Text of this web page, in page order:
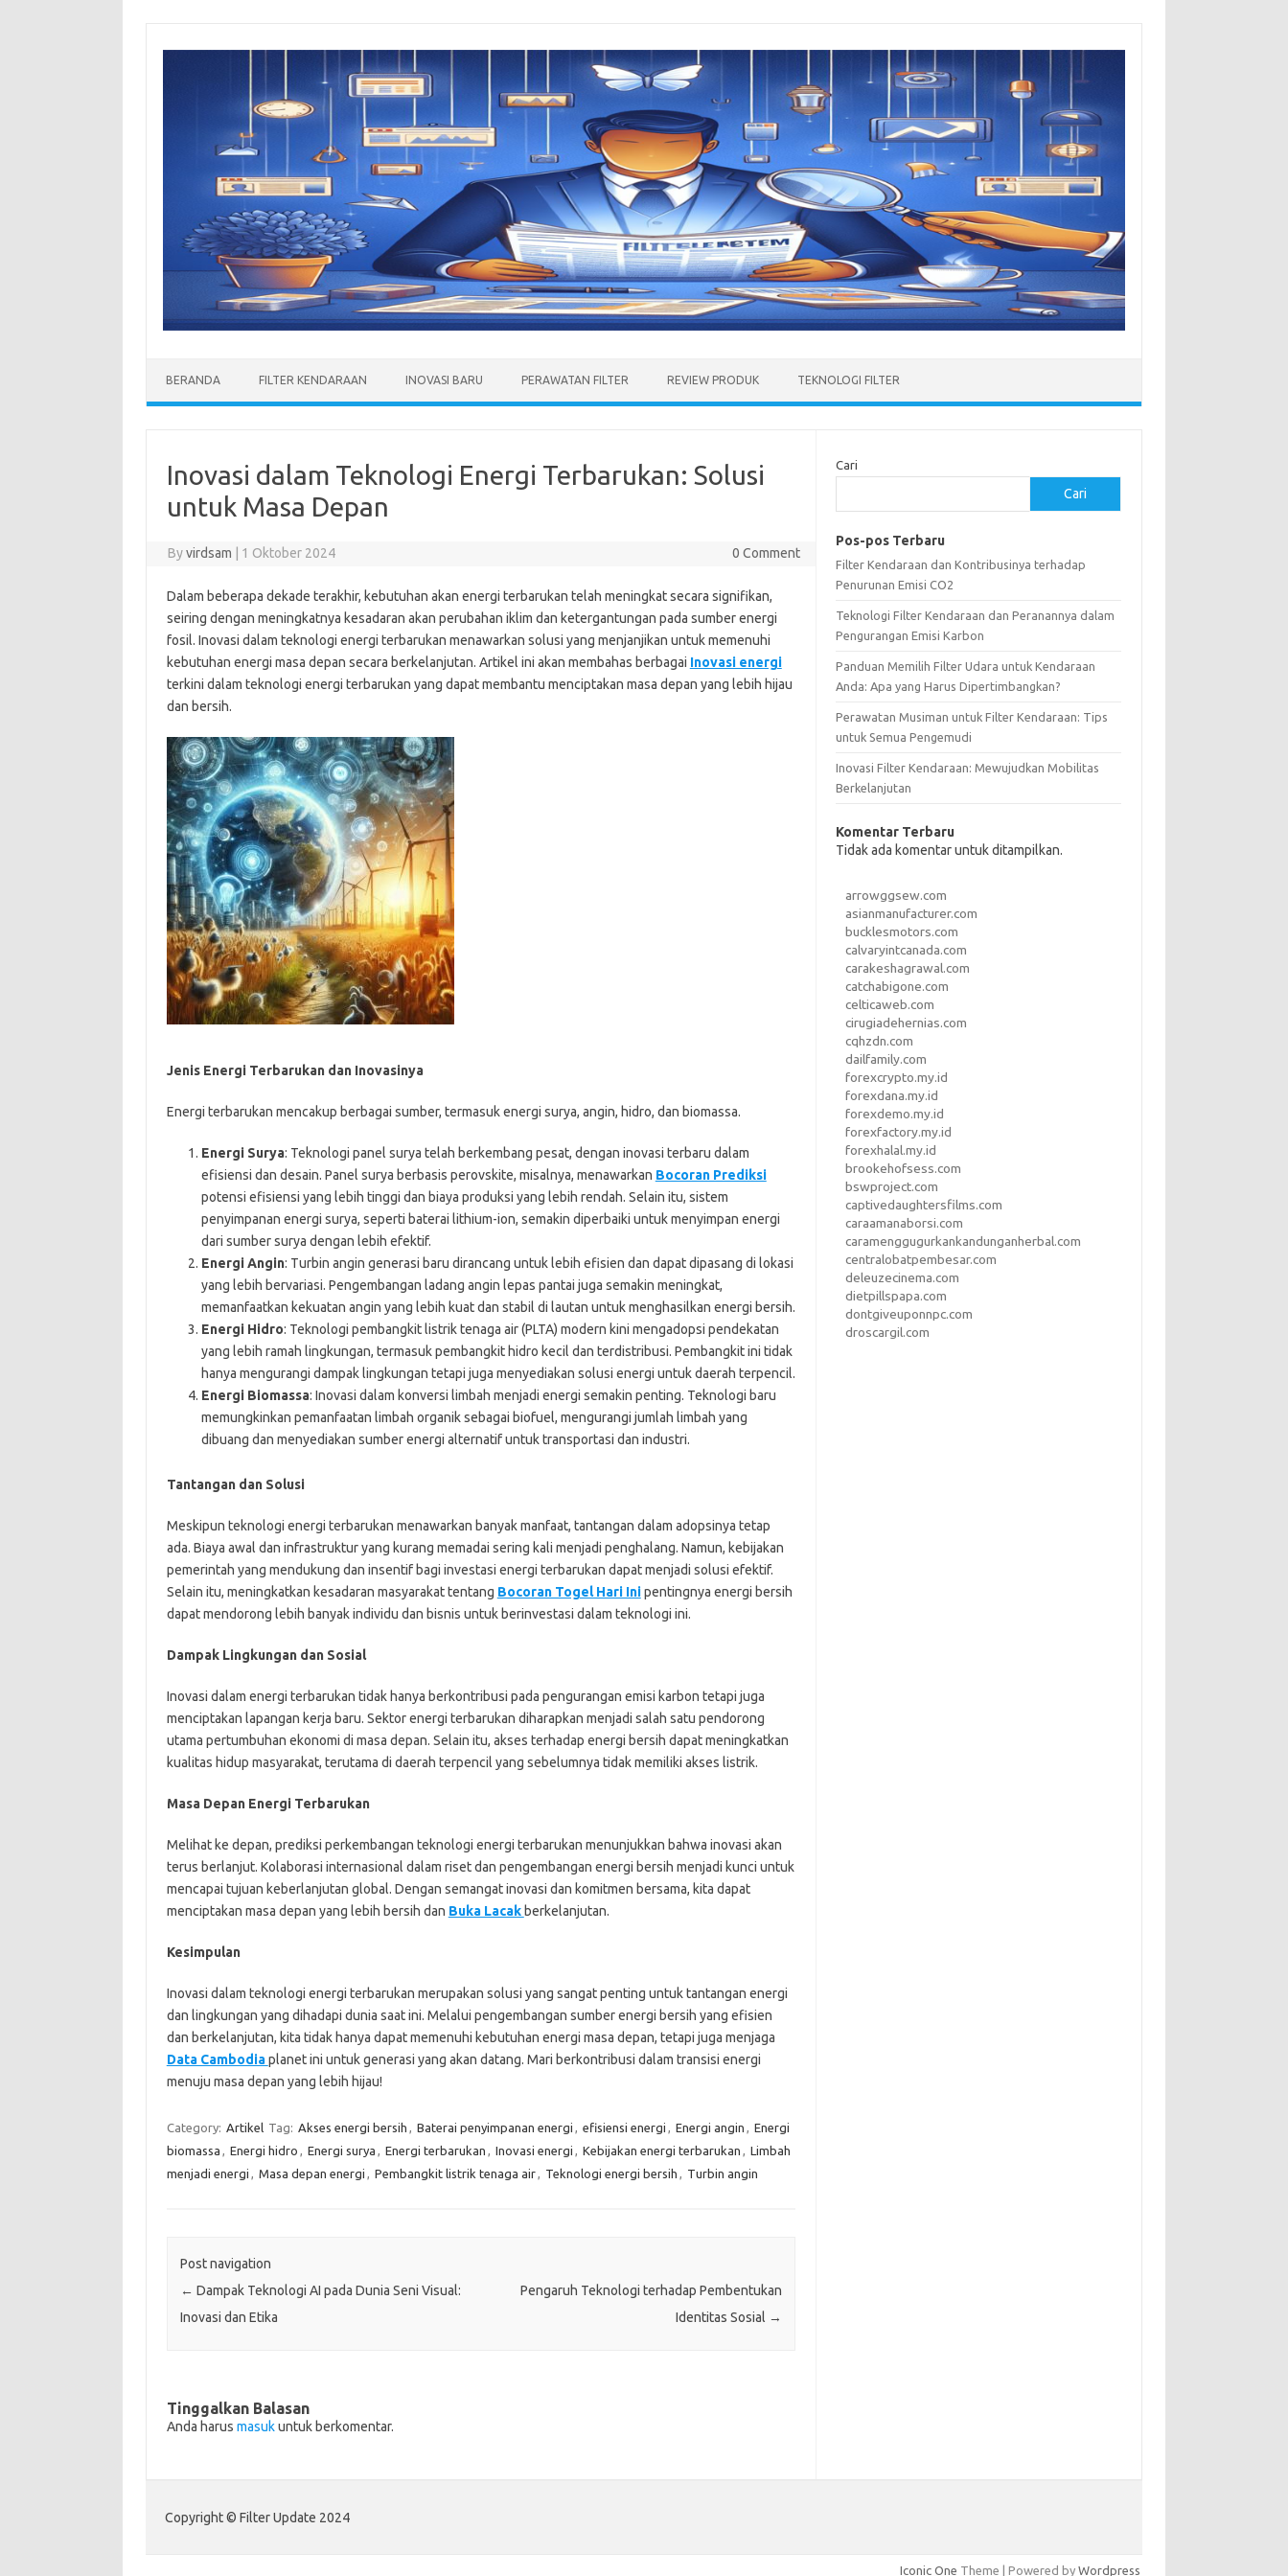
BERANDA FILTER KENDARAAN INOVASI BARU PERAWATAN FILTER REVIEW PRODUK TEKNOLOGI FILTER
Inovasi dalam Teknologi Energi Terbarukan: Solusi
untuk Masa Depan
Byvirdsam 1 Oktober 2024 0 Comment
Dalam beberapa dekade terakhir, kebutuhan akan energi terbarukan telah meningkat secara signifikan,
seiring dengan meningkatnya kesadaran akan perubahan iklim dan ketergantungan pada sumber energi
fosil. Inovasi dalam teknologi energi terbarukan menawarkan solusi yang menjanjikan untuk memenuhi
kebutuhan energi masa depan secara berkelanjutan. Artikel ini akan membahas berbagai Inovasi energi
terkini dalam teknologi energi terbarukan yang dapat membantu menciptakan masa depan yang lebih hijau
dan bersih.
Jenis Energi Terbarukan dan Inovasinya
Energi terbarukan mencakup berbagai sumber, termasuk energi surya, angin, hidro, dan biomassa.
Energi Surya: Teknologi panel surya telah berkembang pesat, dengan inovasi terbaru dalam
efisiensi dan desain. Panel surya berbasis perovskite, misalnya, menawarkan Bocoran Prediksi
potensi efisiensi yang lebih tinggi dan biaya produksi yang lebih rendah. Selain itu, sistem
penyimpanan energi surya, seperti baterai lithium-ion, semakin diperbaiki untuk menyimpan energi
dari sumber surya dengan lebih efektif.
Energi Angin: Turbin angin generasi baru dirancang untuk lebih efisien dan dapat dipasang di lokasi
yang lebih bervariasi. Pengembangan ladang angin lepas pantai juga semakin meningkat,
memanfaatkan kekuatan angin yang lebih kuat dan stabil di lautan untuk menghasilkan energi bersih.
Energi Hidro: Teknologi pembangkit listrik tenaga air (PLTA) modern kini mengadopsi pendekatan
yang lebih ramah lingkungan, termasuk pembangkit hidro kecil dan terdistribusi. Pembangkit ini tidak
hanya mengurangi dampak lingkungan tetapi juga menyediakan solusi energi untuk daerah terpencil.
Energi Biomassa: Inovasi dalam konversi limbah menjadi energi semakin penting. Teknologi baru
memungkinkan pemanfaatan limbah organik sebagai biofuel, mengurangi jumlah limbah yang
dibuang dan menyediakan sumber energi alternatif untuk transportasi dan industri.
Tantangan dan Solusi
Meskipun teknologi energi terbarukan menawarkan banyak manfaat, tantangan dalam adopsinya tetap
ada. Biaya awal dan infrastruktur yang kurang memadai sering kali menjadi penghalang. Namun, kebijakan
pemerintah yang mendukung dan insentif bagi investasi energi terbarukan dapat menjadi solusi efektif.
Selain itu, meningkatkan kesadaran masyarakat tentang Bocoran Togel Hari Inipentingnya energi bersih
dapat mendorong lebih banyak individu dan bisnis untuk berinvestasi dalam teknologi ini.
Dampak Lingkungan dan Sosial
Inovasi dalam energi terbarukan tidak hanya berkontribusi pada pengurangan emisi karbon tetapi juga
menciptakan lapangan kerja baru. Sektor energi terbarukan diharapkan menjadi salah satu pendorong
utama pertumbuhan ekonomi di masa depan. Selain itu, akses terhadap energi bersih dapat meningkatkan
kualitas hidup masyarakat, terutama di daerah terpencil yang sebelumnya tidak memiliki akses listrik.
Masa Depan Energi Terbarukan
Melihat ke depan, prediksi perkembangan teknologi energi terbarukan menunjukkan bahwa inovasi akan
terus berlanjut. Kolaborasi internasional dalam riset dan pengembangan energi bersih menjadi kunci untuk
mencapai tujuan keberlanjutan global. Dengan semangat inovasi dan komitmen bersama, kita dapat
menciptakan masa depan yang lebih bersih dan Buka Lacak berkelanjutan.
Kesimpulan
Inovasi dalam teknologi energi terbarukan merupakan solusi yang sangat penting untuk tantangan energi
dan lingkungan yang dihadapi dunia saat ini. Melalui pengembangan sumber energi bersih yang efisien
dan berkelanjutan, kita tidak hanya dapat memenuhi kebutuhan energi masa depan, tetapi juga menjaga
Data Cambodiaplanet ini untuk generasi yang akan datang. Mari berkontribusi dalam transisi energi
menuju masa depan yang lebih hijau!
Category: Artikel Tag: Akses energi bersih , Baterai penyimpanan energi , efisiensi energi , Energi angin , Energi
biomassa , Energi hidro , Energi surya , Energi terbarukan , Inovasi energi , Kebijakan energi terbarukan , Limbah
menjadi energi , Masa depan energi , Pembangkit listrik tenaga air, Teknologi energi bersih , Turbin angin
Post navigation
← Dampak Teknologi AI pada Dunia Seni Visual:
Inovasi dan Etika
Pengaruh Teknologi terhadap Pembentukan
Identitas Sosial →
Tinggalkan Balasan
Anda harus masukuntuk berkomentar.
Cari
Cari
Pos-pos Terbaru
Filter Kendaraan dan Kontribusinya terhadap
Penurunan Emisi CO2
Teknologi Filter Kendaraan dan Peranannya dalam
Pengurangan Emisi Karbon
Panduan Memilih Filter Udara untuk Kendaraan
Anda: Apa yang Harus Dipertimbangkan?
Perawatan Musiman untuk Filter Kendaraan: Tips
untuk Semua Pengemudi
Inovasi Filter Kendaraan: Mewujudkan Mobilitas
Berkelanjutan
Komentar Terbaru
Tidak ada komentar untuk ditampilkan.
arrowggsew.com
asianmanufacturer.com
bucklesmotors.com
calvaryintcanada.com
carakeshagrawal.com
catchabigone.com
celticaweb.com
cirugiadehernias.com
cqhzdn.com
dailfamily.com
forexcrypto.my.id
forexdana.my.id
forexdemo.my.id
forexfactory.my.id
forexhalal.my.id
brookehofsess.com
bswproject.com
captivedaughtersfilms.com
caraamanaborsi.com
caramenggugurkankandunganherbal.com
centralobatpembesar.com
deleuzecinema.com
dietpillspapa.com
dontgiveuponnpc.com
droscargil.com
Copyright © Filter Update 2024
Iconic One Theme | Powered by Wordpress